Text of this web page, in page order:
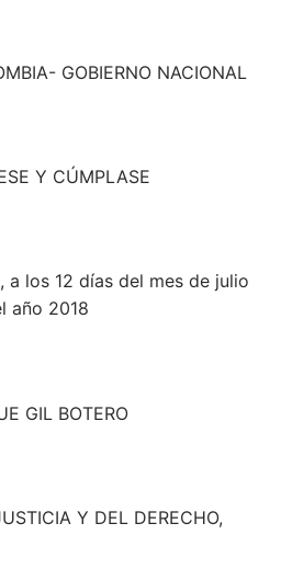
GOBIERNO NACIONAL
Y CÚMPLASE
a los 12 días del mes de julio
año 2018
GIL BOTERO
Y DEL DERECHO,